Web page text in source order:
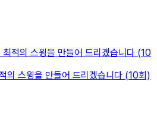
최적의 스윙을 만들어 드리겠습니다 (10
의 스윙을 만들어 드리겠습니다 (10회)